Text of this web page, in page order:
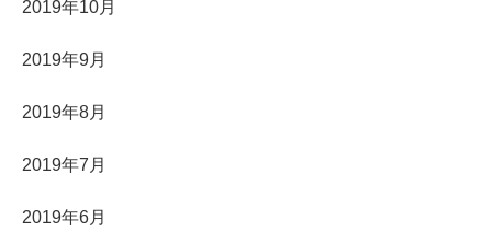
2019年10月
2019年9月
2019年8月
2019年7月
2019年6月